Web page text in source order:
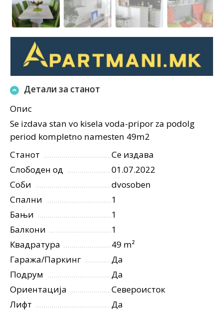
Детали за станот
Опис
Se izdava stan vo kisela voda-pripor za podolg
period kompletno namesten 49m2
Станот
Се издава
Слободен од
01.07.2022
Соби
dvosoben
Спални
1
Бањи
1
Балкони
1
Квадратура
49 m²
Гаража/Паркинг
Да
Подрум
Да
Ориентација
Североисток
Лифт
Да